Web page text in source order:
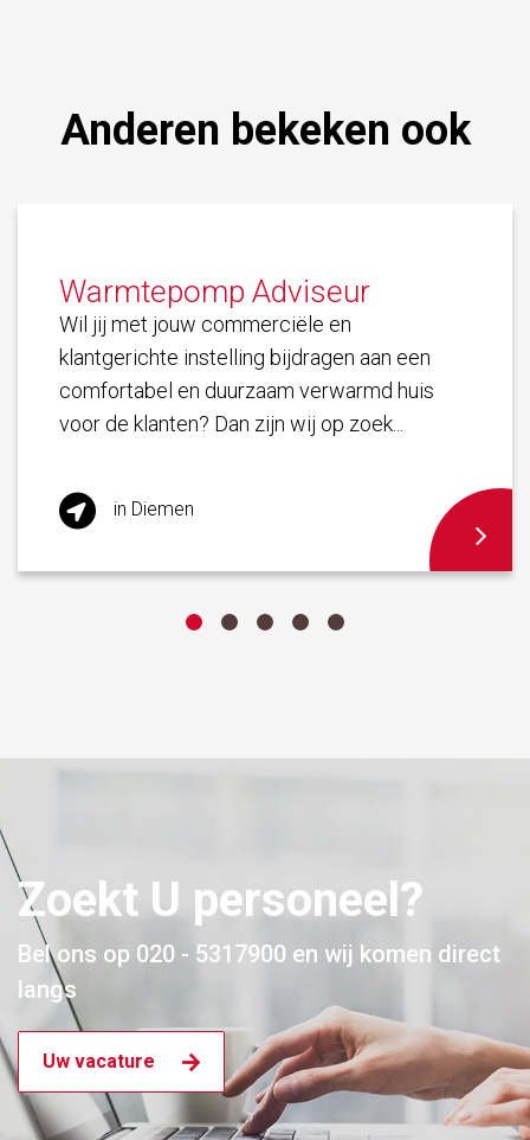
Anderen bekeken ook
Warmtepomp Adviseur
Wil jij met jouw commerciële en
klantgerichte instelling bijdragen aan een
comfortabel en duurzaam verwarmd huis
voor de klanten? Dan zijn wij op zoek...
in Diemen
Zoekt U personeel?
Bel ons op 020 - 5317900 en wij komen direct
langs
Uw vacature